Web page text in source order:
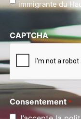
immigrante du
CAPTCHA
Consentement *